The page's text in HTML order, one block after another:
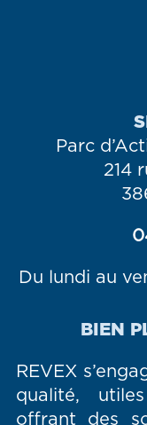
Parc
214
Du lundi au
BIEN
REVEX
qualité,
offrant des